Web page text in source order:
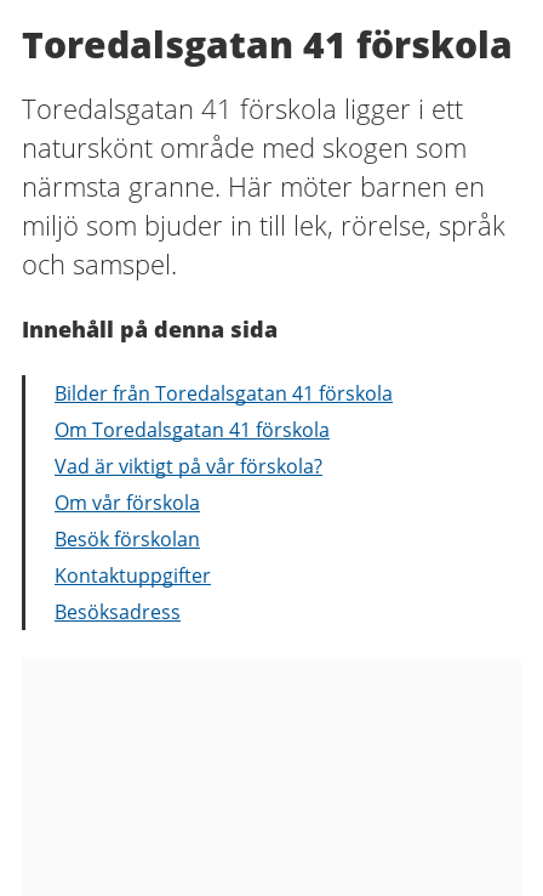
Toredalsgatan 41 förskola
Toredalsgatan 41 förskola ligger i ett
naturskönt område med skogen som
närmsta granne. Här möter barnen en
miljö som bjuder in till lek, rörelse, språk
och samspel.
Innehåll på denna sida
Bilder från Toredalsgatan 41 förskola
Om Toredalsgatan 41 förskola
Vad är viktigt på vår förskola?
Om vår förskola
Besök förskolan
Kontaktuppgifter
Besöksadress